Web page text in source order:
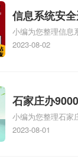
信息系统安
级费用，信
务资质二级
小编为您整理信息
证证书机构有哪些
体系认证知识，详
2023-08-02
石家庄办
家庄9000认
小编为您整理石家
庄9000认证价格多
2023-08-01